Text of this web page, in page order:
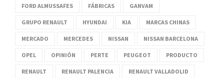
FORD ALMUSSAFES FÁBRICAS GANVAM
GRUPO RENAULT HYUNDAI KIA MARCAS CHINAS
MERCADO MERCEDES NISSAN NISSAN BARCELONA
OPEL OPINIÓN PERTE PEUGEOT PRODUCTO
RENAULT RENAULT PALENCIA RENAULT VALLADOLID